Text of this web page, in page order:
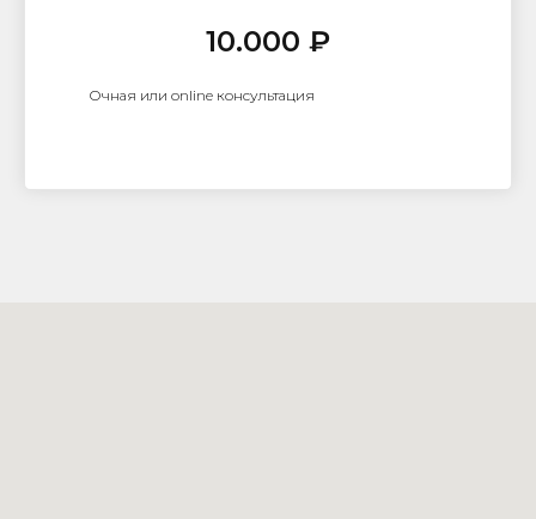
10.000 ₽
Очная или online консультация